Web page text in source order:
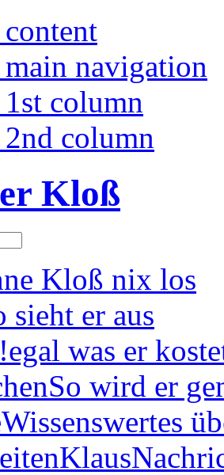
navigation
column
column
Kloß
Kloß nix los
sieht er aus
egal was er
So wird er
Wissenswertes